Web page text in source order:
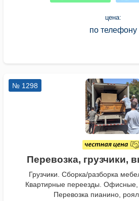
цена:
по телефону
№ 1298
Перевозка, грузчики,
Грузчики. Сборка/разборка
Квартирные переезды. Офисные,
Перевозка пианино,